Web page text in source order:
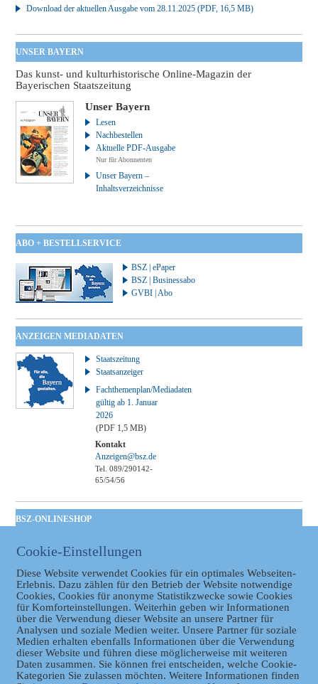
Download der aktuellen Ausgabe vom 28.11.2025 (PDF, 16,5 MB)
UNSER BAYERN
Das kunst- und kulturhistorische Online-Magazin der
Bayerischen Staatszeitung
Unser Bayern
Lesen
Nachbestellen
Aktuelle PDF-Ausgabe
Nur für Abonnenten
Unser Bayern –
Inhaltsverzeichnisse
ABO + BESTELLSERVICE
BSZ | ePaper
BSZ | Businessabo
GVBI | Abo
ANZEIGEN MEDIADATEN
Staatszeitung
Staatsanzeiger
Fachthemenplan/Mediadaten
gültig ab 1. Januar
2026
(PDF 1,5 MB)
Kontakt
Anzeigen@bsz.de
Tel. 089/290142-
65/54/56
BSZ-ONLINESHOP
Taschenbuch
GVBl | Einbanddecke
Datenschutz
Cookie-Einstellungen
Diese Website verwendet Cookies für ein optimales Webseiten-
Erlebnis. Dazu zählen für den Betrieb der Website notwendige
Cookies, Cookies für anonyme Statistikzwecke sowie Cookies
für Komforteinstellungen. Weiterhin geben wir Informationen
über die Verwendung dieser Website an unsere Partner für
Analysen und soziale Medien weiter. Unsere Partner für soziale
Medien erhalten ebenfalls Informationen über die Verwendung
dieser Website und führen diese möglicherweise mit weiteren
Daten zusammen. Sie können frei entscheiden, welche Cookie-
Kategorien Sie zulassen möchten. Weitere Informationen finden